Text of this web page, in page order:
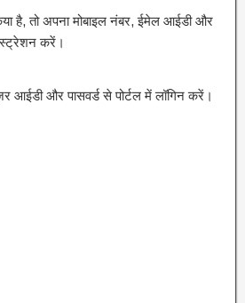
है, तो अपना मोबाइल नंबर, ईमेल आईडी और
करें।
आईडी और पासवर्ड से पोर्टल में लॉगिन करें।